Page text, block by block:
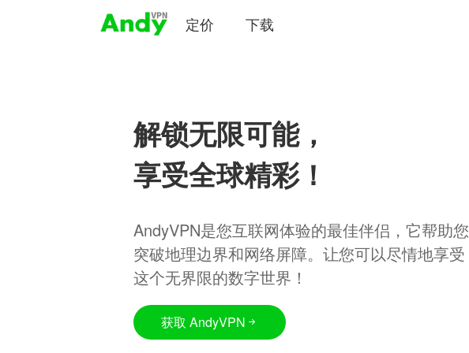
定价 下载
解锁无限可能，
享受全球精彩！
AndyVPN是您互联网体验的最佳伴侣，它帮助您
突破地理边界和网络屏障。让您可以尽情地享受
这个无界限的数字世界！
获取 AndyVPN